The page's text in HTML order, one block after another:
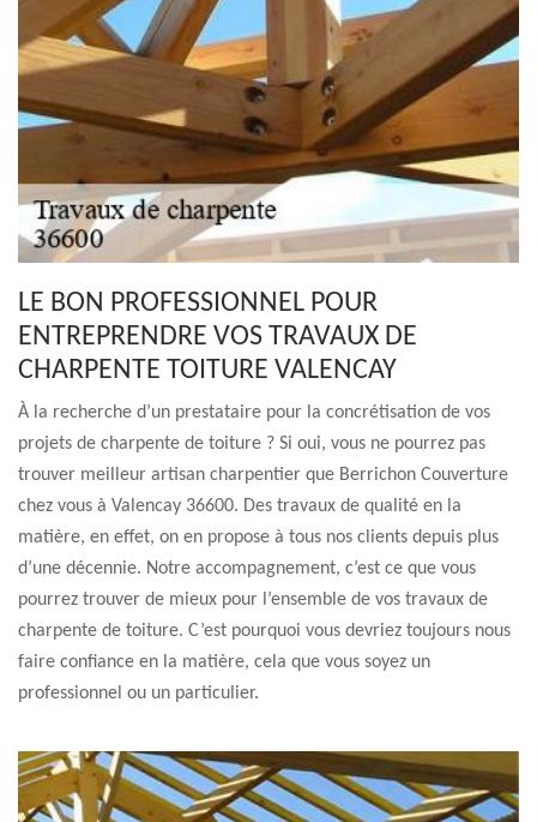
LE BON PROFESSIONNEL POUR
ENTREPRENDRE VOS TRAVAUX DE
CHARPENTE TOITURE VALENCAY
À la recherche d’un prestataire pour la concrétisation de vos
projets de charpente de toiture ? Si oui, vous ne pourrez pas
trouver meilleur artisan charpentier que Berrichon Couverture
chez vous à Valencay 36600. Des travaux de qualité en la
matière, en effet, on en propose à tous nos clients depuis plus
d’une décennie. Notre accompagnement, c’est ce que vous
pourrez trouver de mieux pour l’ensemble de vos travaux de
charpente de toiture. C’est pourquoi vous devriez toujours nous
faire confiance en la matière, cela que vous soyez un
professionnel ou un particulier.